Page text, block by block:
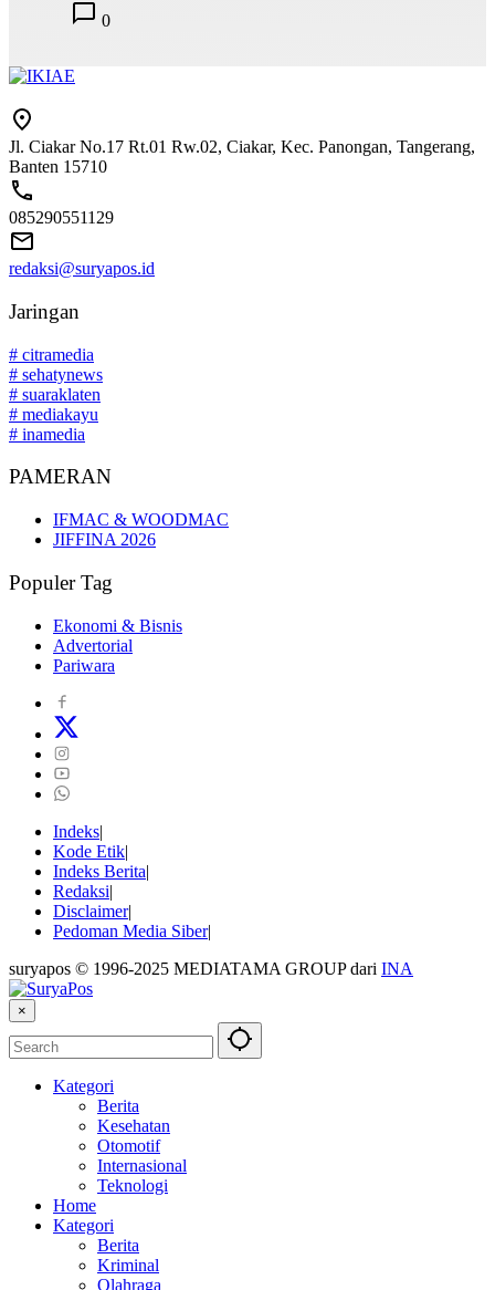
0
Jl. Ciakar No.17 Rt.01 Rw.02, Ciakar, Kec. Panongan, Tangerang,
Banten 15710
085290551129
redaksi@suryapos.id
Jaringan
# citramedia
# sehatynews
# suaraklaten
# mediakayu
# inamedia
PAMERAN
IFMAC & WOODMAC
JIFFINA 2026
Populer Tag
Ekonomi & Bisnis
Advertorial
Pariwara
Indeks
Kode Etik
Indeks Berita
Redaksi
Disclaimer
Pedoman Media Siber
suryapos © 1996-2025 MEDIATAMA GROUP dari INA
×
Kategori
Berita
Kesehatan
Otomotif
Internasional
Teknologi
Home
Kategori
Berita
Kriminal
Olahraga